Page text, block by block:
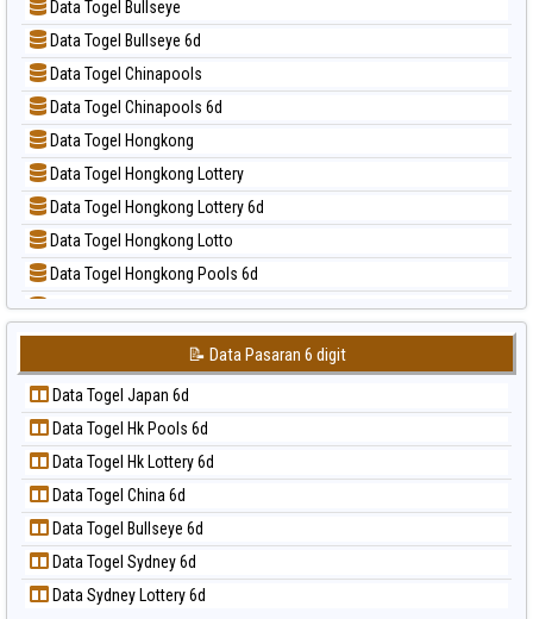
📊 Statistik Sydney Lotto
📊 Statistik Sydney Pools 6d
📊 Statistik Taipei
📊 Statistik Taiwan
📝 Pola Dasar Kuda Lari
📝 Pola Dasar Magnum Cambodia
📝 Pola Dasar Nagoya
📝 Pola Dasar North Carolina Day
📝 Pola Dasar Pcso
📝 Pola Dasar Sao Paulo
📝 Pola Dasar Singapore
📝 Pola Dasar Sydney
📝 Pola Dasar Sydney Lottery
📝 Pola Dasar Sydney Lottery 6d
📝 Pola Dasar Sydney Lotto
📝 Pola Dasar Sydney Pools 6d
📝 Pola Dasar Taipei
📝 Pola Dasar Taiwan
Data Togel Bullseye
Data Togel Bullseye 6d
Data Togel Chinapools
Data Togel Chinapools 6d
Data Togel Hongkong
Data Togel Hongkong Lottery
Data Togel Hongkong Lottery 6d
Data Togel Hongkong Lotto
Data Togel Hongkong Pools 6d
Data Togel Japan
Data Togel Japan 6d
Data Togel Korea
Data Togel Kuda Lari
Data Togel Magnum Cambodia
Data Togel Nagoya
Data Togel North Carolina Day
Data Togel Pcso
Data Togel Sao Paulo
Data Togel Singapore
📝 Data Pasaran 6 digit
Data Togel Japan 6d
Data Togel Hk Pools 6d
Data Togel Hk Lottery 6d
Data Togel China 6d
Data Togel Bullseye 6d
Data Togel Sydney 6d
Data Sydney Lottery 6d